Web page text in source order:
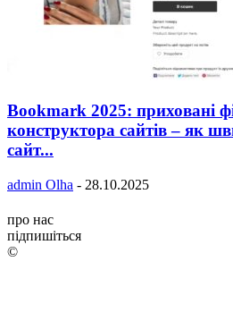
Bookmark 2025: приховані
конструктора сайтів – як
сайт...
admin Olha - 28.10.2025
про нас
підпишіться
©